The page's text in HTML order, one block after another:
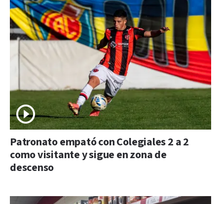
Patronato empató con Colegiales 2 a 2
como visitante y sigue en zona de
descenso